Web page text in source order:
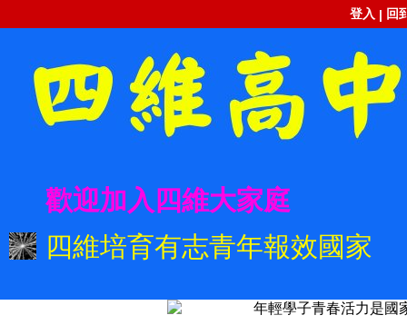
登入 | 回
歡迎加入四維大家庭
四維培育有志青年報效國家